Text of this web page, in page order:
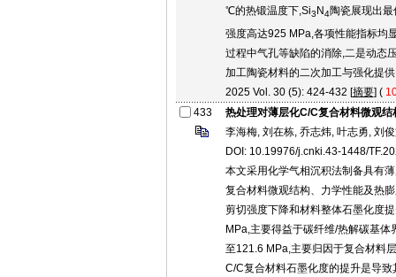
℃的热锻温度下,Si3N4陶瓷展现出
强度高达925 MPa,各项性能指标均
过程中气孔等缺陷的消除,二是动态
加工陶瓷材料的二次加工与强化提
2025 Vol. 30 (5): 424-432 [摘要] (
433
热处理对薄层化C/C复合材料微观
李海梅, 刘在栋, 乔志炜, 叶志勇, 刘
DOI: 10.19976/j.cnki.43-1448/
本文采用化学气相沉积法制备具有
复合材料微观结构、力学性能及热
剪切强度下降和材料整体石墨化度
MPa,主要得益于碳纤维/热解碳基
至121.6 MPa,主要归因于复合材料
C/C复合材料石墨化度的提升是导